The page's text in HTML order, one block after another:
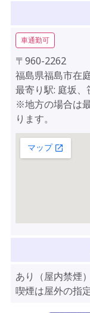
車通勤可
〒960-2262
福島県福島市在
最寄り駅: 庭坂、
※地方の場合は
ります。
あり（屋内禁煙）
喫煙は屋外の指